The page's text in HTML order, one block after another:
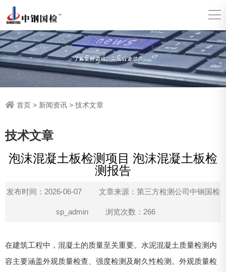
首页 > 新闻资讯 > 技术文章
技术文章
泡沫混凝土板检测项目 泡沫混凝土板检
测报告
发布时间：2026-06-07 文章来源：第三方检测公司中钢国检
sp_admin 浏览次数：266
在建筑工程中，混凝土的质量至关重要。水泥混凝土质量检测内
容主要涵盖外观质量检查、强度检测及耐久性检测。外观质量检